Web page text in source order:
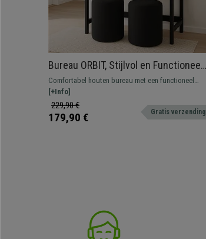
Bureau ORBIT, Stijlvol en Functioneel,
met 2 Lades, 78x110x60cm, Kleur
Zwart
Comfortabel houten bureau met een functioneel
design die uw werkruimte een elegant en opgeruimd
karakter geeft
[+Info]
229,90 €
179,90 € Gratis verzending